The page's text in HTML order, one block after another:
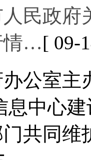
民政府
情…[ 09-
公室
息中心建
门共同